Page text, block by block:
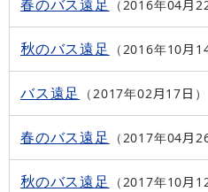
春のバス遠足 2016年04月
秋のバス遠足 2016年10月
バス遠足 2017年02月17日
春のバス遠足 2017年04月
秋のバス遠足 2017年10月